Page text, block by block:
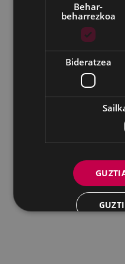
Udalaren
Eibarko Andretxea -
Andretxea: 943 54 39
andretxea@eibar.eus
IFZ:
Behar-
beharrezkoa
Bideratzea